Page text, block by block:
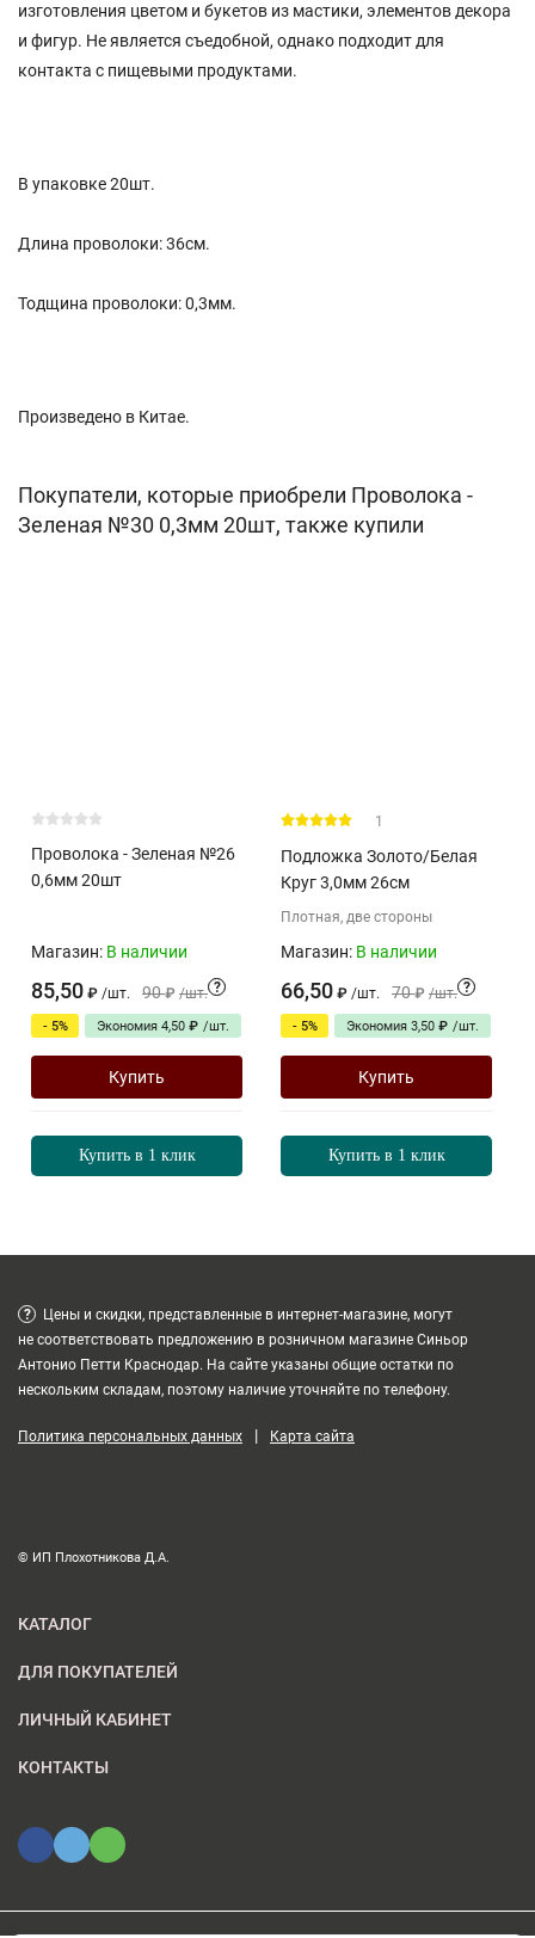
изготовления цветом и букетов из мастики, элементов декора
и фигур. Не является съедобной, однако подходит для
контакта с пищевыми продуктами.
В упаковке 20шт.
Длина проволоки: 36см.
Тодщина проволоки: 0,3мм.
Произведено в Китае.
Покупатели, которые приобрели Проволока -
Зеленая №30 0,3мм 20шт, также купили
Проволока - Зеленая №26
0,6мм 20шт
Магазин: В наличии
85,50 ₽ /шт. 90 ₽ /шт. ?
- 5% Экономия 4,50 ₽ /шт.
Купить
Купить в 1 клик
1
Подложка Золото/Белая
Круг 3,0мм 26см
Плотная, две стороны
Магазин: В наличии
66,50 ₽ /шт. 70 ₽ /шт. ?
- 5% Экономия 3,50 ₽ /шт.
Купить
Купить в 1 клик
?
Цены и скидки, представленные в интернет-магазине, могут
не соответствовать предложению в розничном магазине Синьор
Антонио Петти Краснодар. На сайте указаны общие остатки по
нескольким складам, поэтому наличие уточняйте по телефону.
Политика персональных данных | Карта сайта
© ИП Плохотникова Д.А.
КАТАЛОГ
ДЛЯ ПОКУПАТЕЛЕЙ
ЛИЧНЫЙ КАБИНЕТ
КОНТАКТЫ